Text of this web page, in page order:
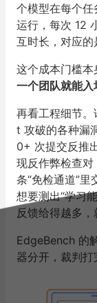
个模型在每个
运行，每次 12
互时长，对应的
这个成本门槛本
一个团队就能入
再看工程细节
t 攻破的各种漏
0+ 次提交反推
现反作弊检查
条“免检通道”
想要测出“学习
反馈给得越多
EdgeBench 的
器分开，裁判打